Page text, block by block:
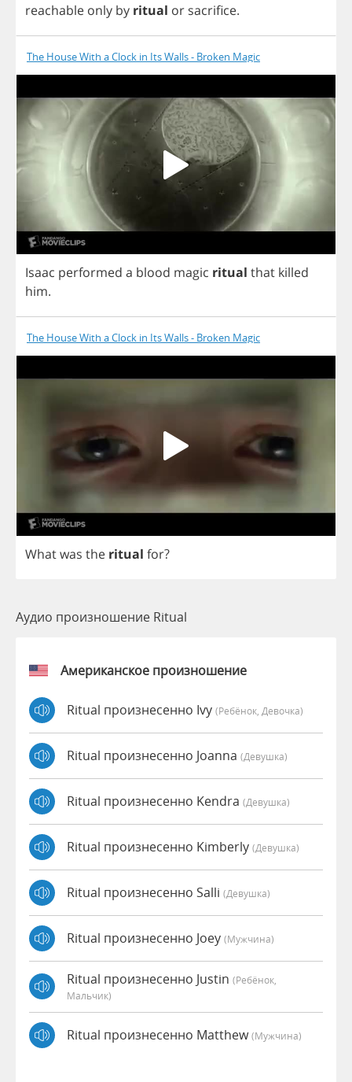
reachable only by ritual or sacrifice.
The House With a Clock in Its Walls - Broken Magic
Isaac performed a blood magic ritual that killed
him.
The House With a Clock in Its Walls - Broken Magic
Whatwas the ritual for?
Аудио произношение Ritual
Американское произношение
Ritual произнесенно Ivy (Ребёнок, Девочка)
Ritual произнесенно Joanna (девушка)
Ritual произнесенно Kendra (девушка)
Ritual произнесенно Kimberly (девушка)
Ritual произнесенно Salli (девушка)
Ritual произнесенно Joey (мужчина)
Ritual произнесенно Justin (Ребёнок,
Мальчик)
Ritual произнесенно Matthew(мужчина)